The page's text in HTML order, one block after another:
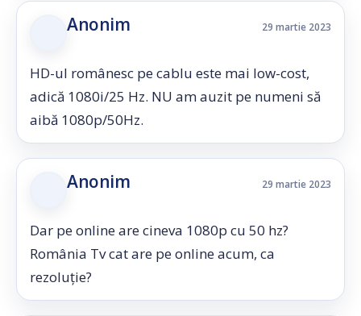
Anonim 29 martie 2023
HD-ul românesc pe cablu este mai low-cost,
adică 1080i/25 Hz. NU am auzit pe numeni să
aibă 1080p/50Hz.
Anonim 29 martie 2023
Dar pe online are cineva 1080p cu 50 hz?
România Tv cat are pe online acum, ca
rezoluție?